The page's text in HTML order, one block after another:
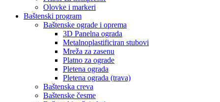
Olovke i markeri
Baštenski program
Baštenske ograde i oprema
3D Panelna ograda
Metalnoplastificiran stubovi
Mreža za zasenu
Platno za ograde
Pletena ograda
Pletena ograda (trava)
Baštenska creva
Baštenske česme